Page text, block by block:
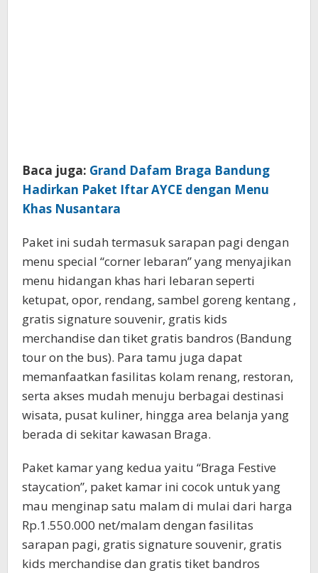
Baca juga: Grand Dafam Braga Bandung
Hadirkan Paket Iftar AYCE dengan Menu
Khas Nusantara
Paket ini sudah termasuk sarapan pagi dengan
menu special “corner lebaran” yang menyajikan
menu hidangan khas hari lebaran seperti
ketupat, opor, rendang, sambel goreng kentang ,
gratis signature souvenir, gratis kids
merchandise dan tiket gratis bandros (Bandung
tour on the bus). Para tamu juga dapat
memanfaatkan fasilitas kolam renang, restoran,
serta akses mudah menuju berbagai destinasi
wisata, pusat kuliner, hingga area belanja yang
berada di sekitar kawasan Braga.
Paket kamar yang kedua yaitu “Braga Festive
staycation”, paket kamar ini cocok untuk yang
mau menginap satu malam di mulai dari harga
Rp.1.550.000 net/malam dengan fasilitas
sarapan pagi, gratis signature souvenir, gratis
kids merchandise dan gratis tiket bandros